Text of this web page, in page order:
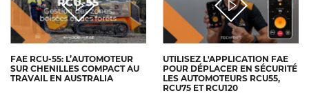
FAE RCU-55: L’AUTOMOTEUR
SUR CHENILLES COMPACT AU
TRAVAIL EN AUSTRALIA
UTILISEZ L'APPLICATION FAE
POUR DÉPLACER EN SÉCURITÉ
LES AUTOMOTEURS RCU55,
RCU75 ET RCU120